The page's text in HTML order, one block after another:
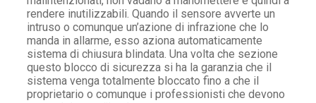
rendere inutilizzabili. Quando il sensore avverte un
intruso o comunque un’azione di infrazione che lo
manda in allarme, esso aziona automaticamente
sistema di chiusura blindata. Una volta che sezione
questo blocco di sicurezza si ha la garanzia che il
sistema venga totalmente bloccato fino a che il
proprietario o comunque i professionisti che devono